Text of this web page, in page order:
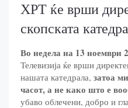
ХРТ ќе врши
скопската
Во недела на 13 ноември
Телевизија ќе врши
нашата катедрала, затоа
часот, а не како што е
убаво облечени, добро и